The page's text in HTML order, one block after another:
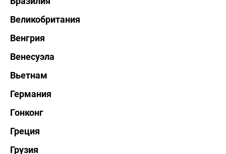
Великобритания
Венгрия
Венесуэла
Вьетнам
Германия
Гонконг
Греция
Грузия